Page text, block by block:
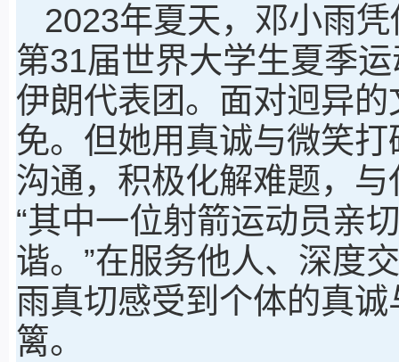
2023年夏天，邓小雨
第31届世界大学生夏季
伊朗代表团。面对迥异
免。但她用真诚与微笑
沟通，积极化解难题，
“其中一位射箭运动员亲
谐。”在服务他人、深度
雨真切感受到个体的真
篱。